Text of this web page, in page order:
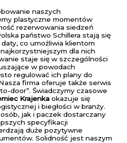
naszych
plastyczne momentów
rezerwowania siedzeń
państwo Schillera stają się
co umożliwia klientom
dla nich
staje się w szczególności
w powodach
regulować ich plany do
firma oferuje także serwis
door”. Świadczymy czasowe
Krajenka okazuje się
i biegłości w branży.
jak i paczek dostarczany
specyfikacji
duże pozytywne
Solidność jest naszym